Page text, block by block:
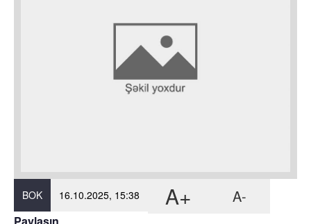
BOK 16.10.2025, 15:38 A+ A-
Paylaşın